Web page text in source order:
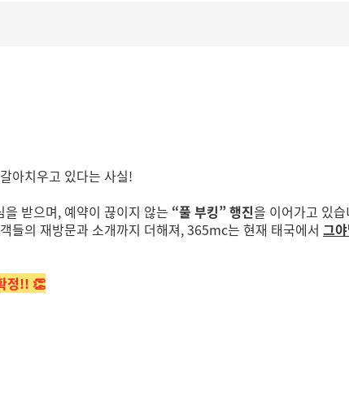
아치우고 있다는 사실!
받으며, 예약이 끊이지 않는 “풀 부킹” 행진을 이어가고 있
들의 재방문과 소개까지 더해져, 365mc는 현재 태국에서 그
정!! 👏